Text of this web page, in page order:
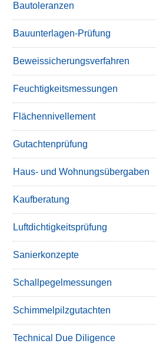
Bautoleranzen
Bauunterlagen-Prüfung
Beweissicherungsverfahren
Feuchtigkeitsmessungen
Flächennivellement
Gutachtenprüfung
Haus- und Wohnungsübergaben
Kaufberatung
Luftdichtigkeitsprüfung
Sanierkonzepte
Schallpegelmessungen
Schimmelpilzgutachten
Technical Due Diligence